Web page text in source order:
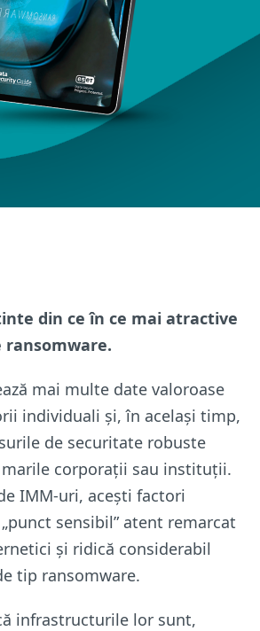
din ce în ce mai atractive
mai multe date valoroase
individuali și, în același timp,
de securitate robuste
corporații sau instituții.
IMM-uri, acești factori
sensibil” atent remarcat
și ridică considerabil
tip ransomware.
infrastructurile lor sunt,